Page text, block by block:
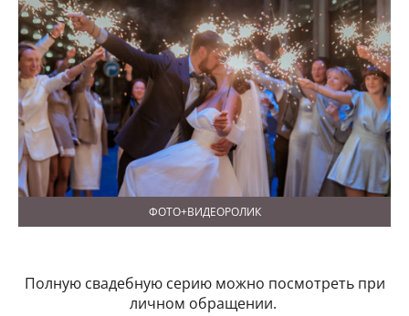
ФОТО+ВИДЕОРОЛИК
Полную свадебную серию можно посмотреть при
личном обращении.